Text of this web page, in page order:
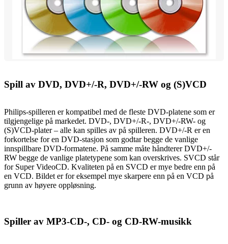
Spill av DVD, DVD+/-R, DVD+/-RW og (S)VCD
Philips-spilleren er kompatibel med de fleste DVD-platene som er
tilgjengelige på markedet. DVD-, DVD+/-R-, DVD+/-RW- og
(S)VCD-plater – alle kan spilles av på spilleren. DVD+/-R er en
forkortelse for en DVD-stasjon som godtar begge de vanlige
innspillbare DVD-formatene. På samme måte håndterer DVD+/-
RW begge de vanlige platetypene som kan overskrives. SVCD står
for Super VideoCD. Kvaliteten på en SVCD er mye bedre enn på
en VCD. Bildet er for eksempel mye skarpere enn på en VCD på
grunn av høyere oppløsning.
Spiller av MP3-CD-, CD- og CD-RW-musikk